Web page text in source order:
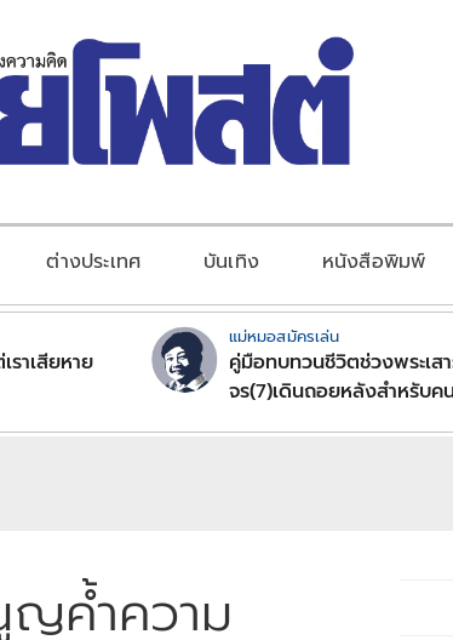
ต่างประเทศ บันเทิง หนังสือพิมพ์
ราเสียหาย
แม่หมอสมัครเล่น
คู่มือทบทวนชีวิตช่วงพระเส
จร(7)เดินถอยหลังสำหรับค
ญค้ำความ